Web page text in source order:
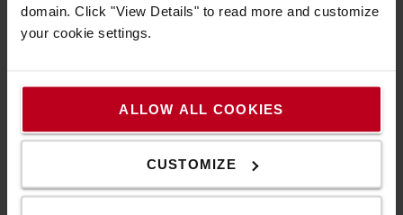
domain. Click "View Details" to read more and customize
your cookie settings.
ALLOW ALL COOKIES
CUSTOMIZE